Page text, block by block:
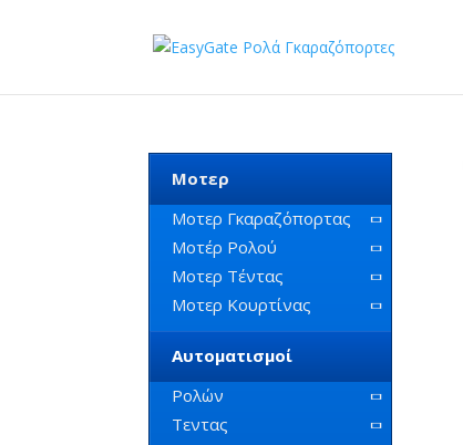
Μοτερ
Μοτερ Γκαραζόπορτας
Μοτέρ Ρολού
Μοτερ Τέντας
Μοτερ Κουρτίνας
Αυτοματισμοί
Ρολών
Τεντας